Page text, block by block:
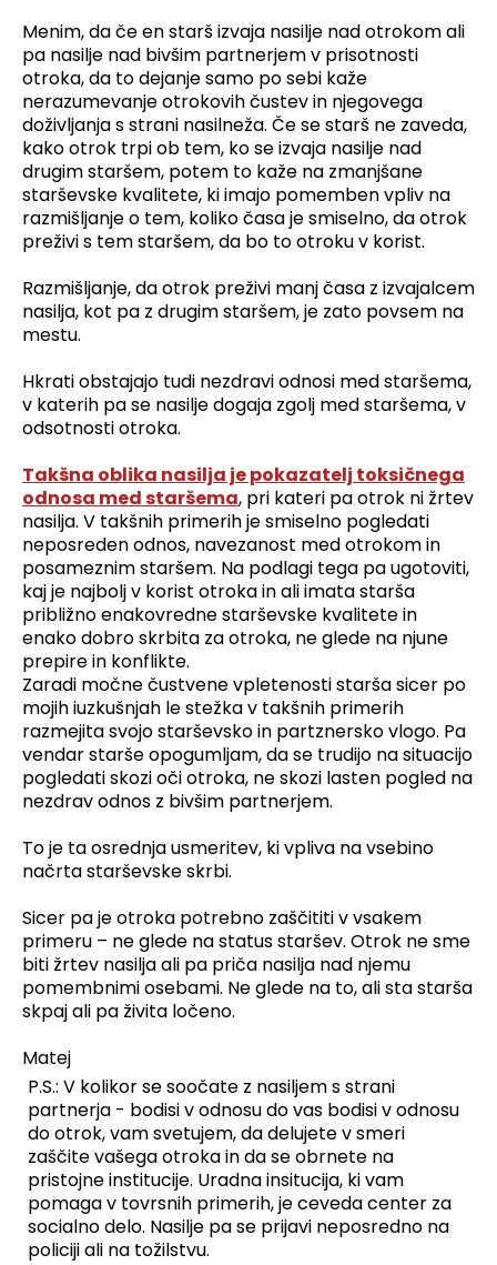
Menim, da če en starš izvaja nasilje nad otrokom ali
pa nasilje nad bivšim partnerjem v prisotnosti
otroka, da to dejanje samo po sebi kaže
nerazumevanje otrokovih čustev in njegovega
doživljanja s strani nasilneža. Če se starš ne zaveda,
kako otrok trpi ob tem, ko se izvaja nasilje nad
drugim staršem, potem to kaže na zmanjšane
starševske kvalitete, ki imajo pomemben vpliv na
razmišljanje o tem, koliko časa je smiselno, da otrok
preživi s tem staršem, da bo to otroku v korist.
Razmišljanje, da otrok preživi manj časa z izvajalcem
nasilja, kot pa z drugim staršem, je zato povsem na
mestu.
Hkrati obstajajo tudi nezdravi odnosi med staršema,
v katerih pa se nasilje dogaja zgolj med staršema, v
odsotnosti otroka.
Takšna oblika nasilja je pokazatelj toksičnega
odnosa med staršema, pri kateri pa otrok ni žrtev
nasilja. V takšnih primerih je smiselno pogledati
neposreden odnos, navezanost med otrokom in
posameznim staršem. Na podlagi tega pa ugotoviti,
kaj je najbolj v korist otroka in ali imata starša
približno enakovredne starševske kvalitete in
enako dobro skrbita za otroka, ne glede na njune
prepire in konflikte.
Zaradi močne čustvene vpletenosti starša sicer po
mojih iuzkušnjah le stežka v takšnih primerih
razmejita svojo starševsko in partznersko vlogo. Pa
vendar starše opogumljam, da se trudijo na situacijo
pogledati skozi oči otroka, ne skozi lasten pogled na
nezdrav odnos z bivšim partnerjem.
To je ta osrednja usmeritev, ki vpliva na vsebino
načrta starševske skrbi.
Sicer pa je otroka potrebno zaščititi v vsakem
primeru – ne glede na status staršev. Otrok ne sme
biti žrtev nasilja ali pa priča nasilja nad njemu
pomembnimi osebami. Ne glede na to, ali sta starša
skpaj ali pa živita ločeno.
Matej
P.S.: V kolikor se soočate z nasiljem s strani
partnerja - bodisi v odnosu do vas bodisi v odnosu
do otrok, vam svetujem, da delujete v smeri
zaščite vašega otroka in da se obrnete na
pristojne institucije. Uradna insitucija, ki vam
pomaga v tovrsnih primerih, je ceveda center za
socialno delo. Nasilje pa se prijavi neposredno na
policiji ali na tožilstvu.